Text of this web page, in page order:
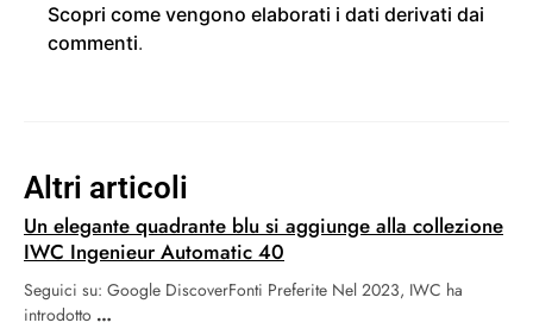
Altri articoli
Un elegante quadrante blu si aggiunge alla collezione
IWC Ingenieur Automatic 40
Seguici su: Google DiscoverFonti Preferite Nel 2023, IWC ha
introdotto
Scopri come vengono elaborati i dati derivati dai
commenti.